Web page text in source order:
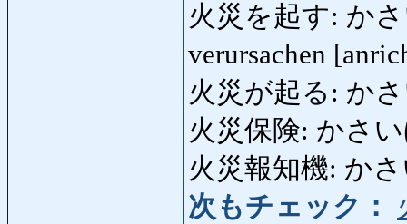
火災を起す: か
verursachen
火災が起る: か
火災保険: かさ
火災報知機: か
次もチェック：